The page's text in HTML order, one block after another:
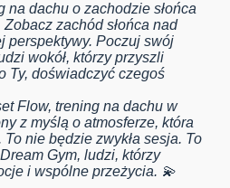
na dachu o zachodzie słońca
zachód słońca nad
perspektywy. Poczuj swój
wokół, którzy przyszli
Ty, doświadczyć czegoś
Flow, trening na dachu w
z myślą o atmosferze, która
nie będzie zwykła sesja. To
Gym, ludzi, którzy
i wspólne przeżycia. 💫